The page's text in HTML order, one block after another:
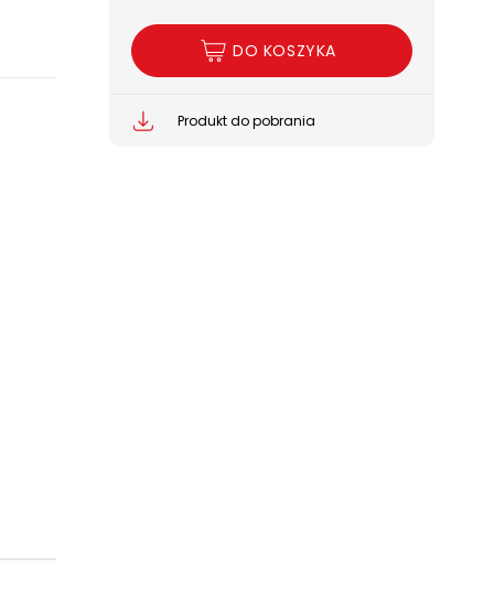
DO KOSZYKA
Produkt do pobrania